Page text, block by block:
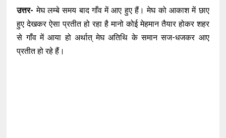
उत्तर- मेघ लम्बे समय बाद गाँव में आए हुए हैं। मेघ को आकाश में छाए
हुए देखकर ऐसा प्रतीत हो रहा है मानो कोई मेहमान तैयार होकर शहर
से गाँव में आया हो अर्थात् मेघ अतिथि के समान सज-धजकर आए
प्रतीत हो रहे हैं।